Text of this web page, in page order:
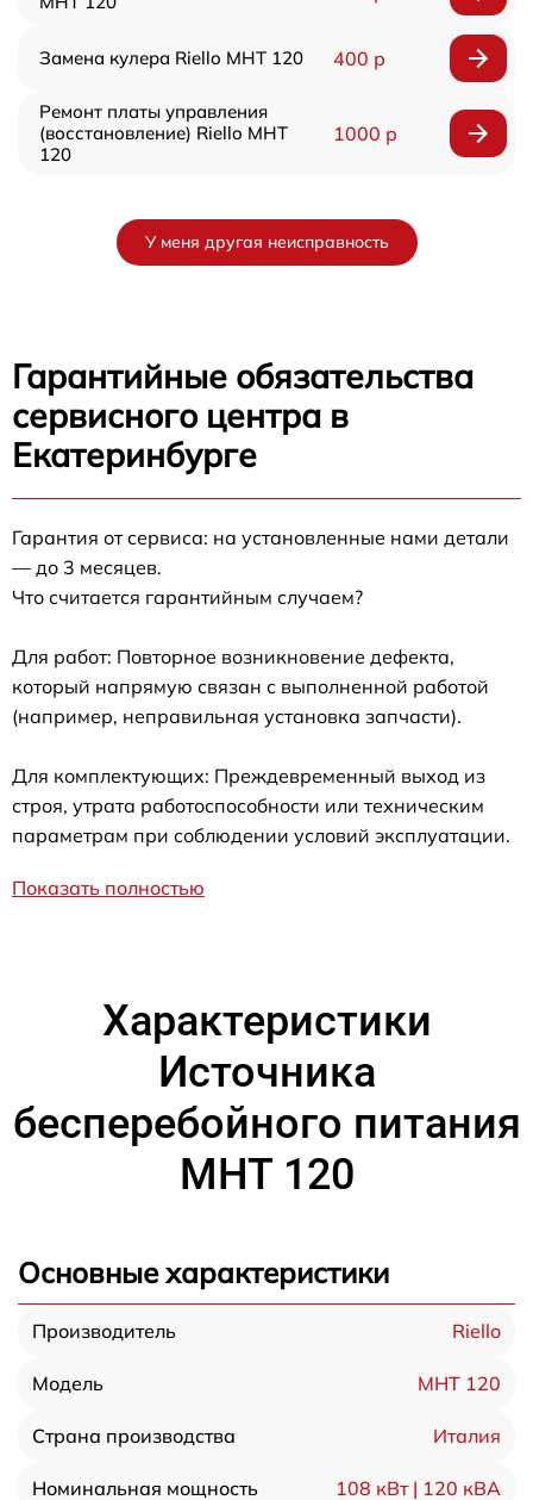
Замена кулера Riello MHT 120 400 р
Ремонт платы управления
(восстановление) Riello MHT
120
1000 р
У меня другая неисправность
Гарантийные обязательства
сервисного центра в
Екатеринбурге
Гарантия от сервиса: на установленные нами детали
— до 3 месяцев.
Что считается гарантийным случаем?
Для работ: Повторное возникновение дефекта,
который напрямую связан с выполненной работой
(например, неправильная установка запчасти).
Для комплектующих: Преждевременный выход из
строя, утрата работоспособности или техническим
параметрам при соблюдении условий эксплуатации.
Показать полностью
Характеристики
Источника
бесперебойного питания
MHT 120
Основные характеристики
Производитель Riello
Модель MHT 120
Страна производства Италия
Номинальная мощность 108 кВт | 120 кВА